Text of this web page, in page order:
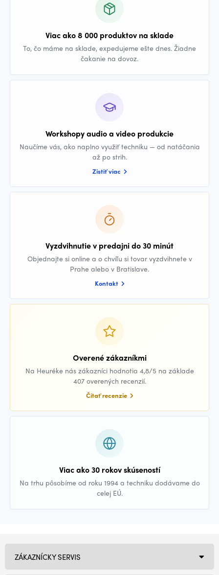
Viac ako 8 000 produktov na sklade
To, čo máme na sklade, expedujeme ešte dnes. Žiadne
čakanie na dovoz.
Workshopy audio a video produkcie
Naučíme vás, ako naplno využiť techniku — od natáčania
až po strih.
Zistiť viac
Vyzdvihnutie v predajni do 30 minút
Objednajte si online a o chvíľu si tovar vyzdvihnete v
Prahe alebo v Bratislave.
Kontakt
Overené zákazníkmi
Na Heuréke nás zákazníci hodnotia 4,8/5 na základe
407 overených recenzií.
Čítať recenzie
Viac ako 30 rokov skúseností
Na trhu pôsobíme od roku 1994 a techniku dodávame do
celej EÚ.
ZÁKAZNÍCKY SERVIS